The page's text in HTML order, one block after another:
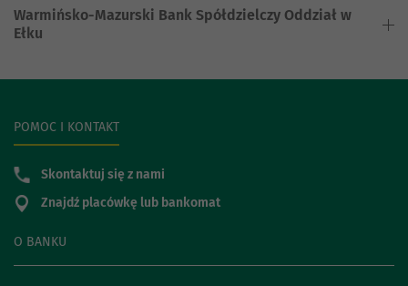
Warmińsko-Mazurski Bank Spółdzielczy Oddział w
Ełku
O BANKU
POMOC I KONTAKT
Skontaktuj się z nami
Znajdź placówkę lub bankomat